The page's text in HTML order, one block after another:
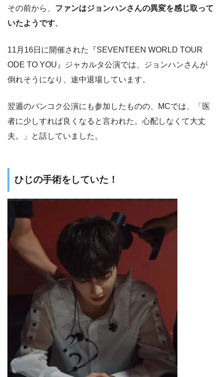
その前から、 ファンはジョンハンさんの異変を感じ取って
いたようです。
11月16日に開催された『SEVENTEEN WORLD TOUR
ODE TO YOU』ジャカルタ公演では、ジョンハンさんが
倒れそうになり、途中退場しています。
翌週のバンコク公演にも参加したものの、MCでは、「医
者に少しすれば良くなると言われた。心配しなくて大丈
夫。」と話していました。
ひじの手術をしていた！